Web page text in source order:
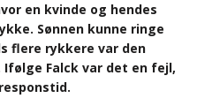
en kvinde og hendes
Sønnen kunne ringe
flere rykkere var den
Falck var det en fejl,